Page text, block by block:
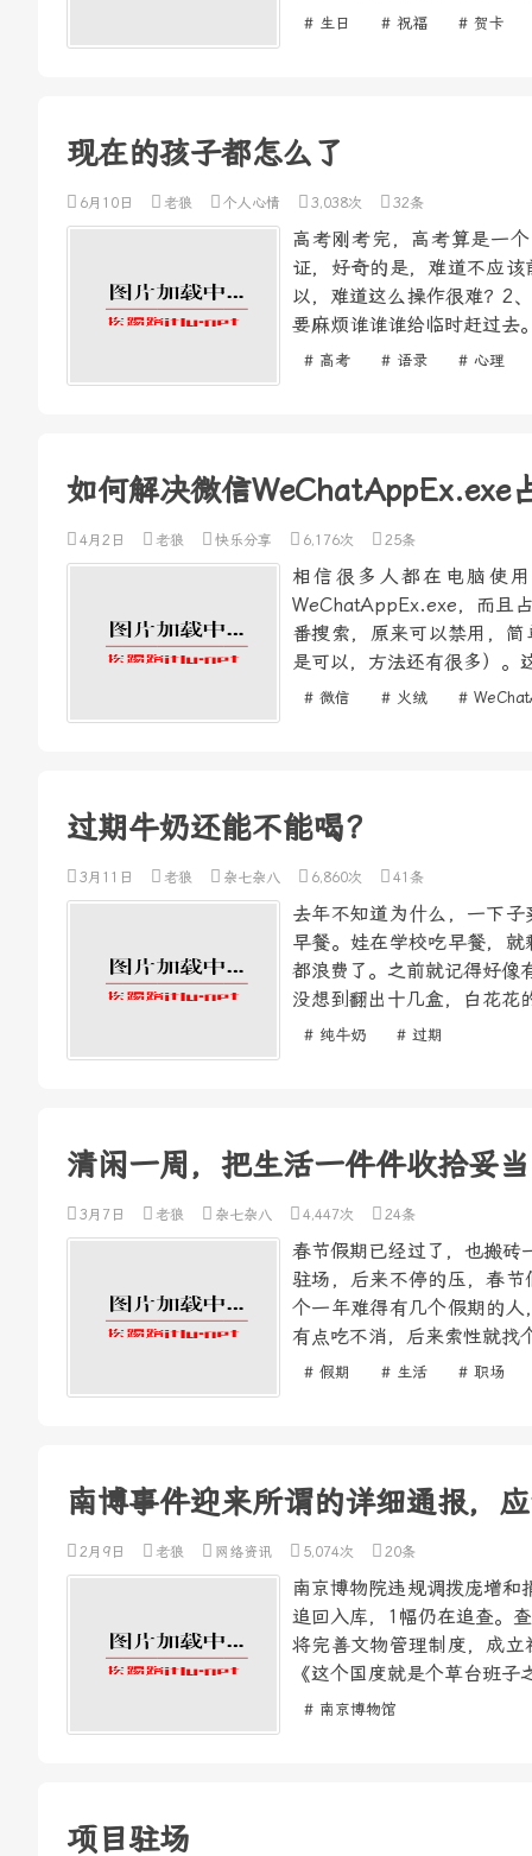
# 生日 # 祝福 # 贺卡
现在的孩子都怎么了
6月10日 老狼 个人心情 3,038次 32条
高考刚考完，高考算是一
证，好奇的是，难道不应
以，难道这么操作很难？2
要麻烦谁谁谁给临时赶过去
# 高考 # 语录 # 心理
如何解决微信WeChatAppEx.exe
4月2日 老狼 快乐分享 6,176次 25条
相信很多人都在电脑使
WeChatAppEx.exe，而且
番搜索，原来可以禁用，
是可以，方法还有很多）
# 微信 # 火绒 #
过期牛奶还能不能喝？
3月11日 老狼 杂七杂八 6,860次 41条
去年不知道为什么，一下
早餐。娃在学校吃早餐，
都浪费了。之前就记得好像
没想到翻出十几盒，白花花
# 纯牛奶 # 过期
清闲一周，把生活一件件收拾妥当
3月7日 老狼 杂七杂八 4,447次 24条
春节假期已经过了，也搬砖
驻场，后来不停的压，春
个一年难得有几个假期的
有点吃不消，后来索性就找
# 假期 # 生活 # 职场
南博事件迎来所谓的详细通报，
2月9日 老狼 网络资讯 5,074次 20条
南京博物院违规调拨庞增
追回入库，1幅仍在追查。
将完善文物管理制度，成
《这个国度就是个草台班
# 南京博物馆
项目驻场